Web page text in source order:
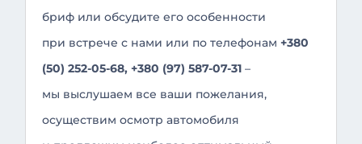
бриф или обсудите его особенности
при встрече с нами или по телефонам+380
(50) 252-05-68, +380 (97) 587-07-31 –
мы выслушаем все ваши пожелания,
осуществим осмотр автомобиля